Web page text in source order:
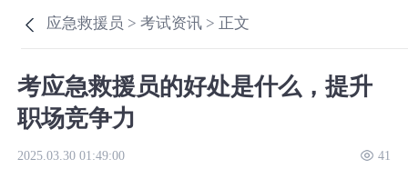
应急救援员 >考试资讯 > 正文
考应急救援员的好处是什么，提升
职场竞争力
2025.03.30 01:49:00 41